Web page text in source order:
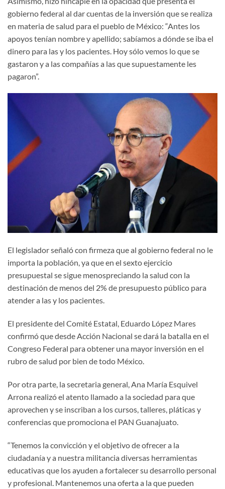
gobierno federal al dar cuentas de la inversión que se realiza
en materia de salud para el pueblo de México: “Antes los
apoyos tenían nombre y apellido; sabíamos a dónde se iba el
dinero para las y los pacientes. Hoy sólo vemos lo que se
gastaron y a las compañías a las que supuestamente les
pagaron”.
El legislador señaló con firmeza que al gobierno federal no le
importa la población, ya que en el sexto ejercicio
presupuestal se sigue menospreciando la salud con la
destinación de menos del 2% de presupuesto público para
atender a las y los pacientes.
El presidente del Comité Estatal, Eduardo López Mares
confirmó que desde Acción Nacional se dará la batalla en el
Congreso Federal para obtener una mayor inversión en el
rubro de salud por bien de todo México.
Por otra parte, la secretaria general, Ana María Esquivel
Arrona realizó el atento llamado a la sociedad para que
aprovechen y se inscriban a los cursos, talleres, pláticas y
conferencias que promociona el PAN Guanajuato.
“Tenemos la convicción y el objetivo de ofrecer a la
ciudadanía y a nuestra militancia diversas herramientas
educativas que los ayuden a fortalecer su desarrollo personal
y profesional. Mantenemos una oferta a la que pueden